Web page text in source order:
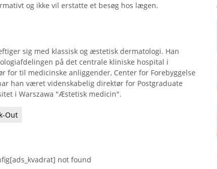
og ikke vil erstatte et besøg hos lægen.
sig med klassisk og æstetisk dermatologi. Han
på det centrale kliniske hospital i
for til medicinske anliggender, Center for Forebyggelse
han været videnskabelig direktør for Postgraduate
i Warszawa "Æstetisk medicin".
Out
not found